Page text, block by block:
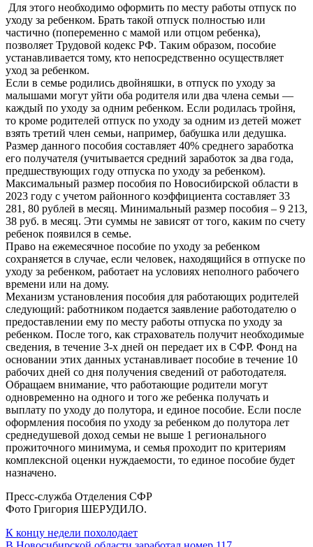
Для этого необходимо оформить по месту работы отпуск по
уходу за ребенком. Брать такой отпуск полностью или
частично (попеременно с мамой или отцом ребенка),
позволяет Трудовой кодекс РФ. Таким образом, пособие
устанавливается тому, кто непосредственно осуществляет
уход за ребенком.
Если в семье родились двойняшки, в отпуск по уходу за
малышами могут уйти оба родителя или два члена семьи —
каждый по уходу за одним ребенком. Если родилась тройня,
то кроме родителей отпуск по уходу за одним из детей может
взять третий член семьи, например, бабушка или дедушка.
Размер данного пособия составляет 40% среднего заработка
его получателя (учитывается средний заработок за два года,
предшествующих году отпуска по уходу за ребенком).
Максимальный размер пособия по Новосибирской области в
2023 году с учетом районного коэффициента составляет 33
281, 80 рублей в месяц. Минимальный размер пособия – 9 213,
38 руб. в месяц. Эти суммы не зависят от того, каким по счету
ребенок появился в семье.
Право на ежемесячное пособие по уходу за ребенком
сохраняется в случае, если человек, находящийся в отпуске по
уходу за ребенком, работает на условиях неполного рабочего
времени или на дому.
Механизм установления пособия для работающих родителей
следующий: работником подается заявление работодателю о
предоставлении ему по месту работы отпуска по уходу за
ребенком. После того, как страхователь получит необходимые
сведения, в течение 3-х дней он передает их в СФР. Фонд на
основании этих данных устанавливает пособие в течение 10
рабочих дней со дня получения сведений от работодателя.
Обращаем внимание, что работающие родители могут
одновременно на одного и того же ребенка получать и
выплату по уходу до полутора, и единое пособие. Если после
оформления пособия по уходу за ребенком до полутора лет
среднедушевой доход семьи не выше 1 регионального
прожиточного минимума, и семья проходит по критериям
комплексной оценки нуждаемости, то единое пособие будет
назначено.
Пресс-служба Отделения СФР
Фото Григория ШЕРУДИЛО.
Навигация
К концу недели похолодает